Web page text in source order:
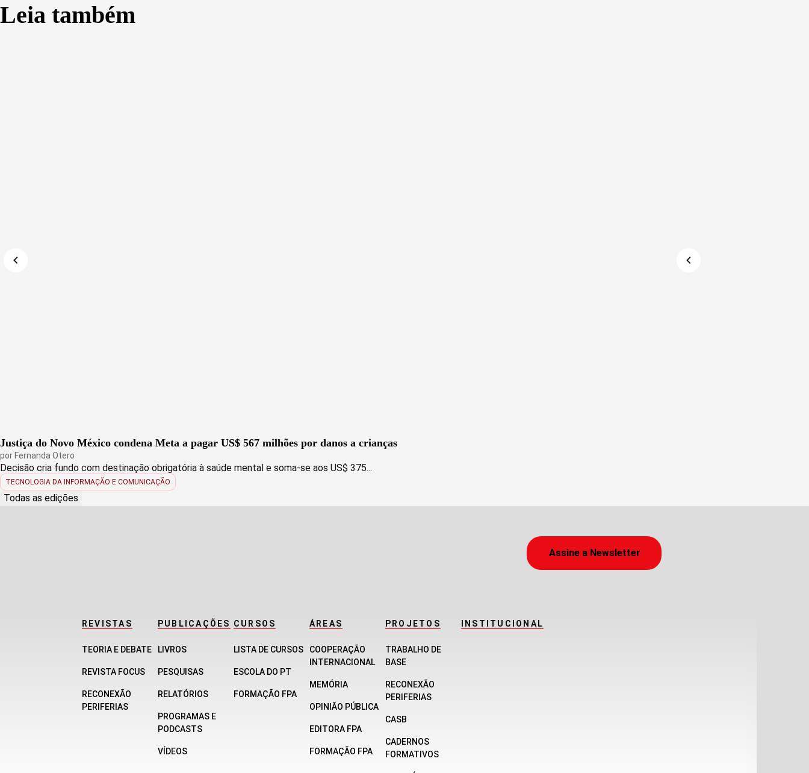
Leia também
Justiça do Novo México condena Meta a pagar US$ 567 milhões por danos a crianças
por Fernanda Otero
Decisão cria fundo com destinação obrigatória à saúde mental e soma-se aos US$ 375...
TECNOLOGIA DA INFORMAÇÃO E COMUNICAÇÃO
Todas as edições
Assine a Newsletter
REVISTAS
TEORIA E DEBATE
REVISTA FOCUS
RECONEXÃO
PERIFERIAS
PUBLICAÇÕES
LIVROS
PESQUISAS
RELATÓRIOS
PROGRAMAS E
PODCASTS
VÍDEOS
CURSOS
LISTA DE CURSOS
ESCOLA DO PT
FORMAÇÃO FPA
ÁREAS
COOPERAÇÃO
INTERNACIONAL
MEMÓRIA
OPINIÃO PÚBLICA
EDITORA FPA
FORMAÇÃO FPA
PROJETOS
TRABALHO DE
BASE
RECONEXÃO
PERIFERIAS
CASB
CADERNOS
FORMATIVOS
INSTITUCIONAL